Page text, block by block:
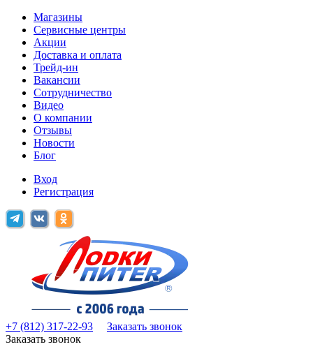
Магазины
Сервисные центры
Акции
Доставка и оплата
Трейд-ин
Вакансии
Сотрудничество
Видео
О компании
Отзывы
Новости
Блог
Вход
Регистрация
+7 (812) 317-22-93
Заказать звонок
Заказать звонок